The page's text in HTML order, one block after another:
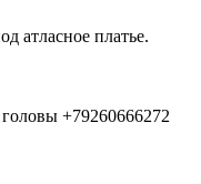
атласное платье.
+79260666272